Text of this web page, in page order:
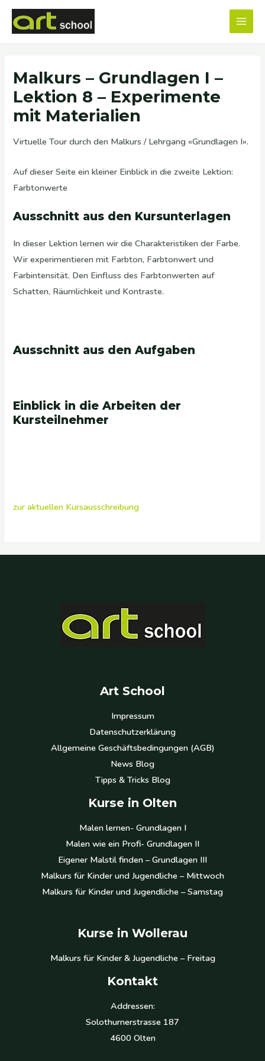
Zum
Inhalt
Malkurs – Grundlagen I –
Lektion 8 – Experimente
mit Materialien
Virtuelle Tour durch den Malkurs / Lehrgang «Grundlagen I».
Auf dieser Seite ein kleiner Einblick in die zweite Lektion:
Farbtonwerte
Ausschnitt aus den Kursunterlagen
In dieser Lektion lernen wir die Charakteristiken der Farbe.
Wir experimentieren mit Farbton, Farbtonwert und
Farbintensität. Den Einfluss des Farbtonwerten auf
Schatten, Räumlichkeit und Kontraste.
Ausschnitt aus den Aufgaben
Einblick in die Arbeiten der
Kursteilnehmer
zur aktuellen Kursausschreibung
Art School
Impressum
Datenschutzerklärung
Allgemeine Geschäftsbedingungen (AGB)
News Blog
Tipps & Tricks Blog
Kurse in Olten
Malen lernen- Grundlagen I
Malen wie ein Profi- Grundlagen II
Eigener Malstil finden – Grundlagen III
Malkurs für Kinder und Jugendliche – Mittwoch
Malkurs für Kinder und Jugendliche – Samstag
Kurse in Wollerau
Malkurs für Kinder & Jugendliche – Freitag
Kontakt
Addressen:
Solothurnerstrasse 187
4600 Olten